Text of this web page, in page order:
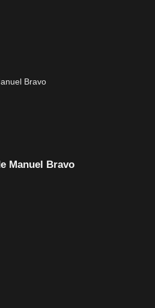
Manuel Bravo